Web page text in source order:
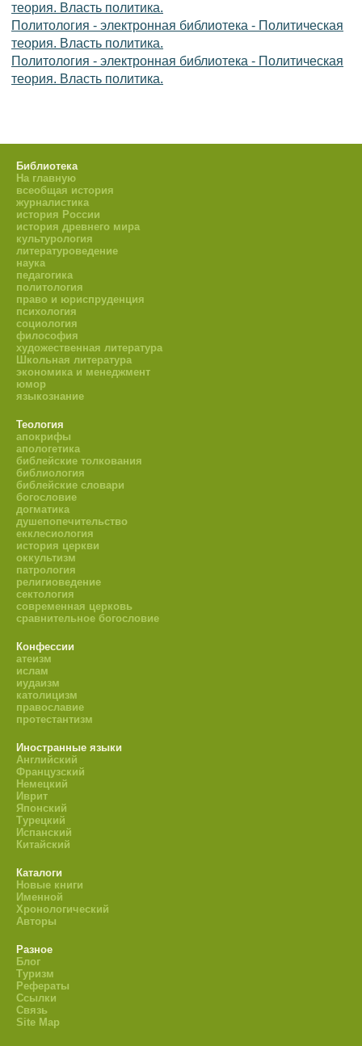
теория. Власть политика.
Политология - электронная библиотека - Политическая
теория. Власть политика.
Политология - электронная библиотека - Политическая
теория. Власть политика.
Библиотека
На главную
всеобщая история
журналистика
история России
история древнего мира
культурология
литературоведение
наука
педагогика
политология
право и юриспруденция
психология
социология
философия
художественная литература
Школьная литература
экономика и менеджмент
юмор
языкознание
Теология
апокрифы
апологетика
библейские толкования
библиология
библейские словари
богословие
догматика
душепопечительство
екклесиология
история церкви
оккультизм
патрология
религиоведение
сектология
современная церковь
сравнительное богословие
Конфессии
атеизм
ислам
иудаизм
католицизм
православие
протестантизм
Иностранные языки
Английский
Французский
Немецкий
Иврит
Японский
Турецкий
Испанский
Китайский
Каталоги
Новые книги
Именной
Хронологический
Авторы
Разное
Блог
Туризм
Рефераты
Ссылки
Связь
Site Map